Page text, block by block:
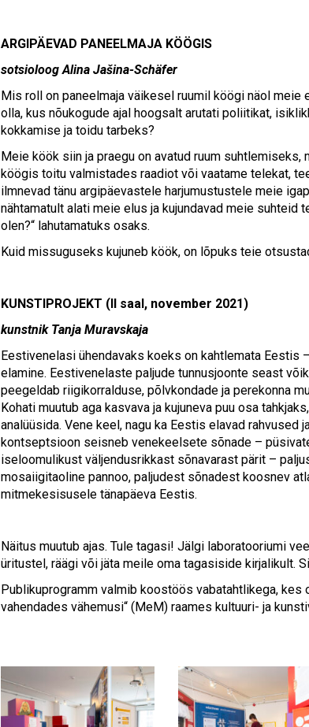
ARGIPÄEVAD PANEELMAJA KÖÖGIS
sotsioloog Alina Jašina-Schäfer
Mis roll on paneelmaja väikesel ruumil köögi näol
olla, kus nõukogude ajal hoogsalt arutati poliitikat,
kokkamise ja toidu tarbeks?
Meie köök siin ja praegu on avatud ruum
köögis toitu valmistades raadiot või vaatame telekat,
ilmnevad tänu argipäevastele harjumustustele meie
nähtamatult alati meie elus ja kujundavad meie
olen?“ lahutamatuks osaks.
Kuid missuguseks kujuneb köök, on lõpuks teie
KUNSTIPROJEKT (II saal, november 2021)
kunstnik Tanja Muravskaja
Eestivenelasi ühendavaks koeks on kahtlemata
elamine. Eestivenelaste paljude tunnusjoonte seast
peegeldab riigikorralduse, põlvkondade ja perekonna
Kohati muutub aga kasvava ja kujuneva puu osa
analüüsida. Vene keel, nagu ka Eestis elavad
kontseptsioon seisneb venekeelsete sõnade –
iseloomulikust väljendusrikkast sõnavarast pärit –
mosaiigitaoline pannoo, paljudest sõnadest koosnev
mitmekesisusele tänapäeva Eestis.
Näitus muutub ajas. Tule tagasi! Jälgi laboratooriumi
üritustel, räägi või jäta meile oma tagasiside kirjalikult.
Publikuprogramm valmib koostöös vabatahtlikega, kes
vahendades vähemusi“ (MeM) raames kultuuri- ja